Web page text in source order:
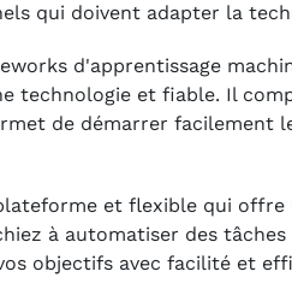
qui doivent adapter la
d'apprentissage
technologie et fiable. Il
de démarrer facilement
et flexible qui
à automatiser des
objectifs avec facilité et